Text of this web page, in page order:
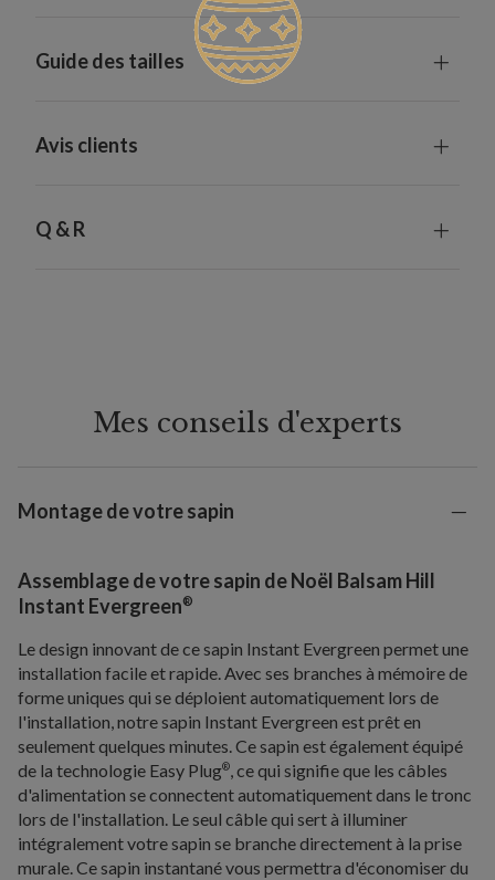
Guide des tailles
Avis clients
Q & R
Mes conseils d'experts
Montage de votre sapin
Assemblage de votre sapin de Noël Balsam Hill
Instant Evergreen®
Le design innovant de ce sapin Instant Evergreen permet une
installation facile et rapide. Avec ses branches à mémoire de
forme uniques qui se déploient automatiquement lors de
l'installation, notre sapin Instant Evergreen est prêt en
seulement quelques minutes. Ce sapin est également équipé
de la technologie Easy Plug®, ce qui signifie que les câbles
d'alimentation se connectent automatiquement dans le tronc
lors de l'installation. Le seul câble qui sert à illuminer
intégralement votre sapin se branche directement à la prise
murale. Ce sapin instantané vous permettra d'économiser du